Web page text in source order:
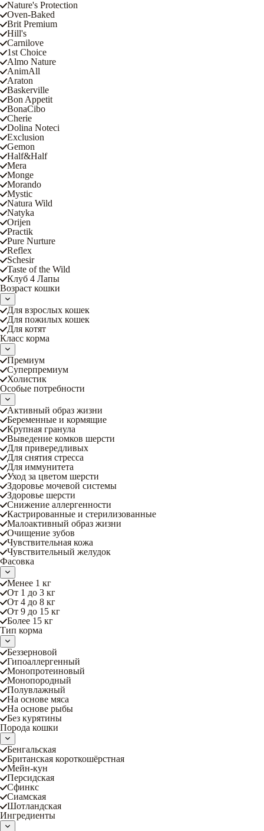
Nature's Protection
Oven-Baked
Brit Premium
Hill's
Carnilove
1st Choice
Almo Nature
AnimAll
Araton
Baskerville
Bon Appetit
BonaCibo
Cherie
Dolina Noteci
Exclusion
Gemon
Half&Half
Mera
Monge
Morando
Mystic
Natura Wild
Natyka
Orijen
Practik
Pure Nurture
Reflex
Schesir
Taste of the Wild
Клуб 4 Лапы
Возраст кошки
Для взрослых кошек
Для пожилых кошек
Для котят
Класс корма
Премиум
Суперпремиум
Холистик
Особые потребности
Активный образ жизни
Беременные и кормящие
Крупная гранула
Выведение комков шерсти
Для привередливых
Для снятия стресса
Для иммунитета
Уход за цветом шерсти
Здоровье мочевой системы
Здоровье шерсти
Снижение аллергенности
Кастрированные и стерилизованные
Малоактивный образ жизни
Очищение зубов
Чувствительная кожа
Чувствительный желудок
Фасовка
Менее 1 кг
От 1 до 3 кг
От 4 до 8 кг
От 9 до 15 кг
Более 15 кг
Тип корма
Беззерновой
Гипоаллергенный
Монопротеиновый
Монопородный
Полувлажный
На основе мяса
На основе рыбы
Без курятины
Порода кошки
Бенгальская
Британская короткошёрстная
Мейн-кун
Персидская
Сфинкс
Сиамская
Шотландская
Ингредиенты